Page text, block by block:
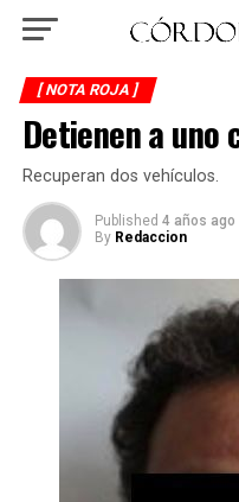
[ NOTA ROJA ]
Detienen a uno
Recuperan dos vehículos.
Published 4 años ago
By Redaccion